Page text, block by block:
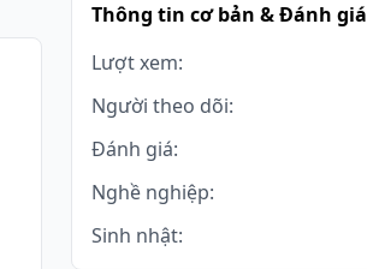
Thông tin cơ bản & Đánh giá
Lượt xem:
Người theo dõi:
Đánh giá:
Nghề nghiệp:
Sinh nhật: